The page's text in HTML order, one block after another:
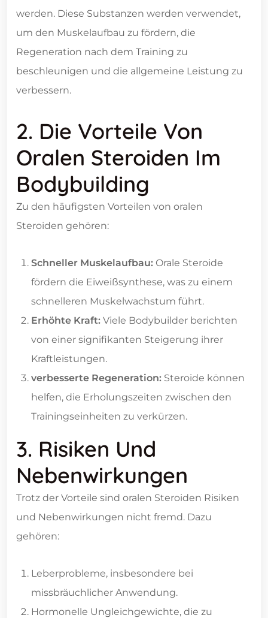
werden. Diese Substanzen werden verwendet,
um den Muskelaufbau zu fördern, die
Regeneration nach dem Training zu
beschleunigen und die allgemeine Leistung zu
verbessern.
2. Die Vorteile Von
Oralen Steroiden Im
Bodybuilding
Zu den häufigsten Vorteilen von oralen
Steroiden gehören:
Schneller Muskelaufbau: Orale Steroide
fördern die Eiweißsynthese, was zu einem
schnelleren Muskelwachstum führt.
Erhöhte Kraft: Viele Bodybuilder berichten
von einer signifikanten Steigerung ihrer
Kraftleistungen.
verbesserte Regeneration: Steroide können
helfen, die Erholungszeiten zwischen den
Trainingseinheiten zu verkürzen.
3. Risiken Und
Nebenwirkungen
Trotz der Vorteile sind oralen Steroiden Risiken
und Nebenwirkungen nicht fremd. Dazu
gehören:
Leberprobleme, insbesondere bei
missbräuchlicher Anwendung.
Hormonelle Ungleichgewichte, die zu